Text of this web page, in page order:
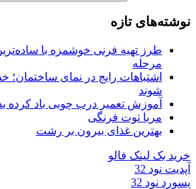
نوشته‌های تازه
طرز تهیه فرنی خوشمزه با
مرحله
اشتباهات رایج در نمای ساختمان؛
شوند
آموزش تعمیر درب چوبی باد کرده
مربا توت فرنگی
بهترین غذای بیرون بر رشت
خرید بک لینک فالو
آپدیت نود 32
پسورد نود 32